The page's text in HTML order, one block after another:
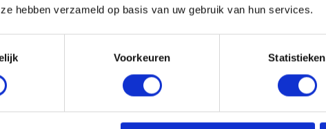
hebben verzameld op basis van uw gebruik van hun services.
Voorkeuren Statistieken